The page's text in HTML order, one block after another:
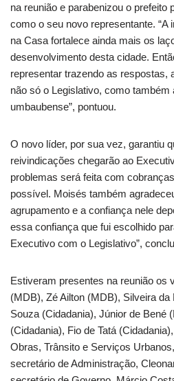
na reunião e parabenizou o prefeito
como o seu novo representante. “A
na Casa fortalece ainda mais os
desenvolvimento desta cidade.
representar trazendo as respostas,
não só o Legislativo, como também
umbaubense”, pontuou.
O novo líder, por sua vez, garantiu
reivindicações chegarão ao
problemas será feita com
possível. Moisés também
agrupamento e a confiança nele
essa confiança que fui escolhido
Executivo com o Legislativo”,
Estiveram presentes na reunião os
(MDB), Zé Ailton (MDB), Silveira
Souza (Cidadania), Júnior de Bené
(Cidadania), Fio de Tatá
Obras, Trânsito e Serviços
secretário de Administração,